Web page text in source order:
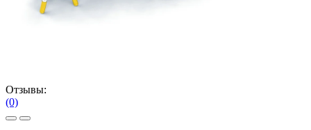
Отзывы:
(0)